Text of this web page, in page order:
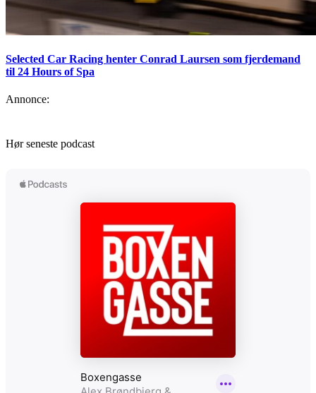
Selected Car Racing henter Conrad Laursen som fjerdemand
til 24 Hours of Spa
Annonce:
Hør seneste podcast